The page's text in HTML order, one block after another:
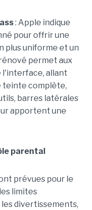
: Apple indique
pour offrir une
plus uniforme et un
permet aux
l'interface, allant
teinte complète,
barres latérales
apportent une
parental
prévues pour le
limites
divertissements,